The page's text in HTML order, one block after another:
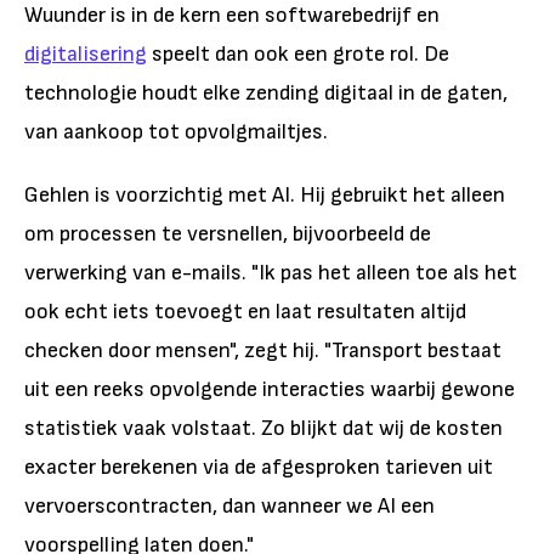
Wuunder is in de kern een softwarebedrijf en
digitalisering speelt dan ook een grote rol. De
technologie houdt elke zending digitaal in de gaten,
van aankoop tot opvolgmailtjes.
Gehlen is voorzichtig met AI. Hij gebruikt het alleen
om processen te versnellen, bijvoorbeeld de
verwerking van e-mails. "Ik pas het alleen toe als het
ook echt iets toevoegt en laat resultaten altijd
checken door mensen", zegt hij. "Transport bestaat
uit een reeks opvolgende interacties waarbij gewone
statistiek vaak volstaat. Zo blijkt dat wij de kosten
exacter berekenen via de afgesproken tarieven uit
vervoerscontracten, dan wanneer we AI een
voorspelling laten doen."